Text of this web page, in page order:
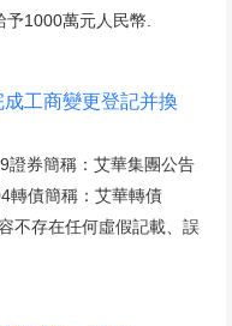
1000萬元人民幣.
工商變更登記并換
券簡稱：艾華集團公告
轉債簡稱：艾華轉債
不存在任何虛假記載、誤